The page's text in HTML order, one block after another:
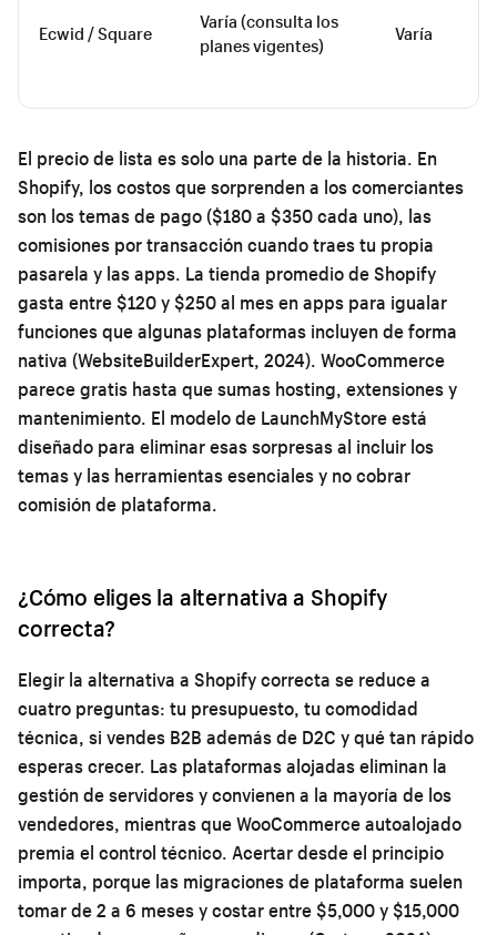
Ecwid / Square
Varía (consulta los
planes vigentes)
Varía
El precio de lista es solo una parte de la historia. En
Shopify, los costos que sorprenden a los comerciantes
son los temas de pago ($180 a $350 cada uno), las
comisiones por transacción cuando traes tu propia
pasarela y las apps. La tienda promedio de Shopify
gasta entre $120 y $250 al mes en apps para igualar
funciones que algunas plataformas incluyen de forma
nativa (WebsiteBuilderExpert, 2024). WooCommerce
parece gratis hasta que sumas hosting, extensiones y
mantenimiento. El modelo de LaunchMyStore está
diseñado para eliminar esas sorpresas al incluir los
temas y las herramientas esenciales y no cobrar
comisión de plataforma.
¿Cómo eliges la alternativa a Shopify
correcta?
Elegir la alternativa a Shopify correcta se reduce a
cuatro preguntas: tu presupuesto, tu comodidad
técnica, si vendes B2B además de D2C y qué tan rápido
esperas crecer. Las plataformas alojadas eliminan la
gestión de servidores y convienen a la mayoría de los
vendedores, mientras que WooCommerce autoalojado
premia el control técnico. Acertar desde el principio
importa, porque las migraciones de plataforma suelen
tomar de 2 a 6 meses y costar entre $5,000 y $15,000